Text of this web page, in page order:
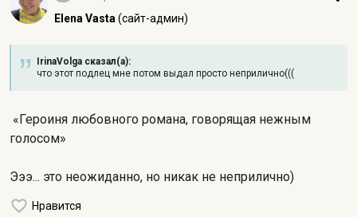
Elena Vasta (сайт-админ)
IrinaVolga сказал(а):
что этот подлец мне потом выдал просто неприлично(((
«Героиня любовного романа, говорящая нежным
голосом»
Эээ... это неожиданно, но никак не неприлично)
Нравится